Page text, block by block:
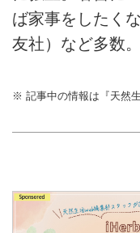
ば家事をしたく
友社）など多数。
※ 記事中の情報は『天然